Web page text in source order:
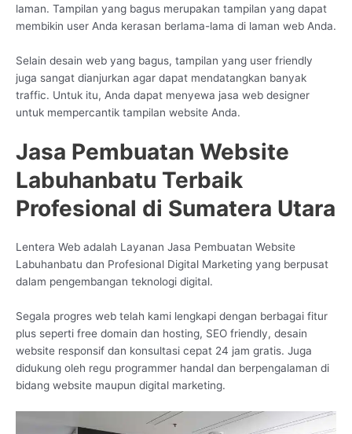
laman. Tampilan yang bagus merupakan tampilan yang dapat
membikin user Anda kerasan berlama-lama di laman web Anda.
Selain desain web yang bagus, tampilan yang user friendly
juga sangat dianjurkan agar dapat mendatangkan banyak
traffic. Untuk itu, Anda dapat menyewa jasa web designer
untuk mempercantik tampilan website Anda.
Jasa Pembuatan Website
Labuhanbatu Terbaik
Profesional di Sumatera Utara
Lentera Web adalah Layanan Jasa Pembuatan Website
Labuhanbatu dan Profesional Digital Marketing yang berpusat
dalam pengembangan teknologi digital.
Segala progres web telah kami lengkapi dengan berbagai fitur
plus seperti free domain dan hosting, SEO friendly, desain
website responsif dan konsultasi cepat 24 jam gratis. Juga
didukung oleh regu programmer handal dan berpengalaman di
bidang website maupun digital marketing.